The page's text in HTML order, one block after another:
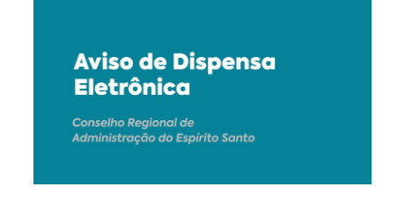
Latina